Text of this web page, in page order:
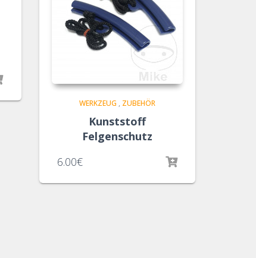
WERKZEUG , ZUBEHÖR
Kunststoff
Felgenschutz
6.00€